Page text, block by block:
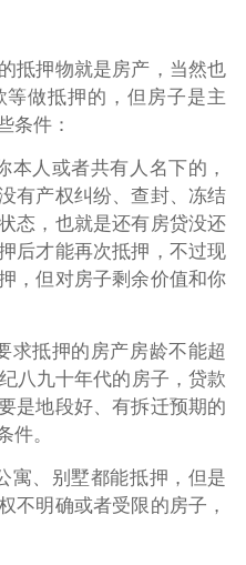
抵押物就是房产，当然也
做抵押的，但房子是主
条件：
本人或者共有人名下的，
有产权纠纷、查封、冻结
态，也就是还有房贷没还
后才能再次抵押，不过现
，但对房子剩余价值和你
求抵押的房产房龄不能超
八九十年代的房子，贷款
是地段好、有拆迁预期的
件。
寓、别墅都能抵押，但是
不明确或者受限的房子，